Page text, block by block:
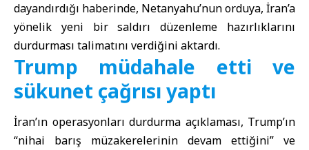
dayandırdığı haberinde, Netanyahu’nun orduya, İran’a
yönelik yeni bir saldırı düzenleme hazırlıklarını
durdurması talimatını verdiğini aktardı.
Trump müdahale etti ve
sükunet çağrısı yaptı
İran’ın operasyonları durdurma açıklaması, Trump’ın
“nihai barış müzakerelerinin devam ettiğini” ve